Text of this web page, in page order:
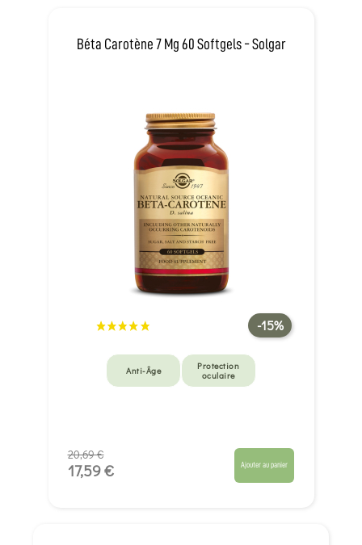
Béta Carotène 7 Mg 60 Softgels - Solgar
-15%
Anti-Âge
Protection
oculaire
20,69 €
17,59 € Ajouter au panier